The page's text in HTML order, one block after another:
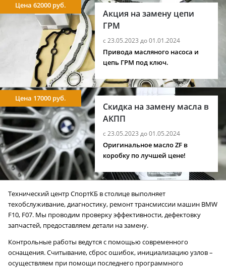
Акция на замену цепи
ГРМ
с 23.05.2023 до 01.01.2024
Цена 62000 руб.
Привода масляного насоса и
цепь ГРМ под ключ.
Скидка на замену масла в
АКПП
с 23.05.2023 до 01.05.2024
Цена 17000 руб.
Оригинальное масло ZF в
коробку по лучшей цене!
Технический центр СпортКБ в столице выполняет
техобслуживание, диагностику, ремонт трансмиссии машин BMW
F10, F07. Мы проводим проверку эффективности, дефектовку
запчастей, предоставляем детали на замену.
Контрольные работы ведутся с помощью современного
оснащения. Считывание, сброс ошибок, инициализацию узлов –
осуществляем при помощи последнего программного